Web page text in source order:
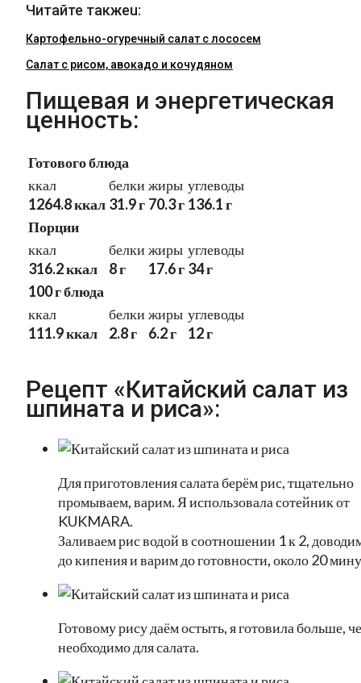
Читайте такжеu:
Картофельно-огуречный салат с лососем
Салат с рисом, авокадо и кочудяном
Пищевая и энергетическая
ценность:
Готового блюда
ккал
1264.8 ккал
белки
31.9 г
жиры
70.3 г
углеводы
136.1 г
Порции
ккал
316.2 ккал
белки
8 г
жиры
17.6 г
углеводы
34 г
100 г блюда
ккал
111.9 ккал
белки
2.8 г
жиры
6.2 г
углеводы
12 г
Рецепт «Китайский салат из
шпината и риса»:
Для приготовления салата берём рис, тщательно
промываем, варим. Я использовала сотейник от
KUKMARA.
Заливаем рис водой в соотношении 1 к 2,
до кипения и варим до готовности, около 20
Готовому рису даём остыть, я готовила больше,
необходимо для салата.